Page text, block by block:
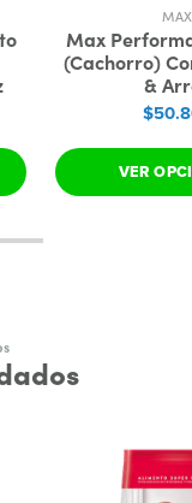
MAX
Max
(Cachorro)
&
VER